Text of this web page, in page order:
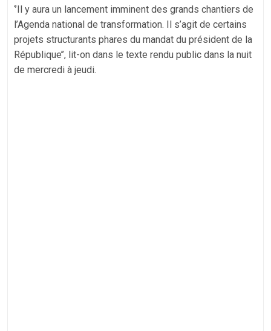
‘’Il y aura un lancement imminent des grands chantiers de
l’Agenda national de transformation. Il s’agit de certains
projets structurants phares du mandat du président de la
République’’, lit-on dans le texte rendu public dans la nuit
de mercredi à jeudi.